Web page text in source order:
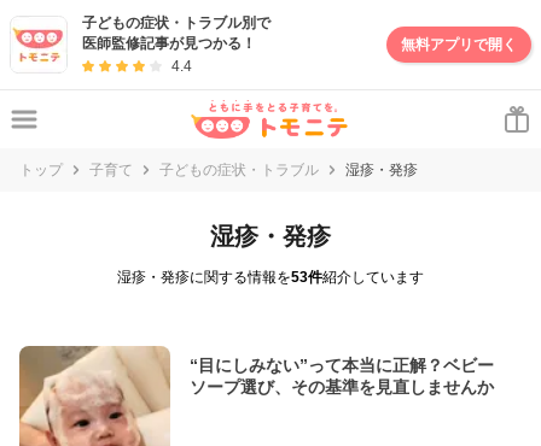
子どもの症状・トラブル別で
医師監修記事が見つかる！
4.4
無料アプリで開く
トップ 子育て 子どもの症状・トラブル 湿疹・発疹
湿疹・発疹
湿疹・発疹に関する情報を53件紹介しています
“目にしみない”って本当に正解？ベビー
ソープ選び、その基準を見直しませんか